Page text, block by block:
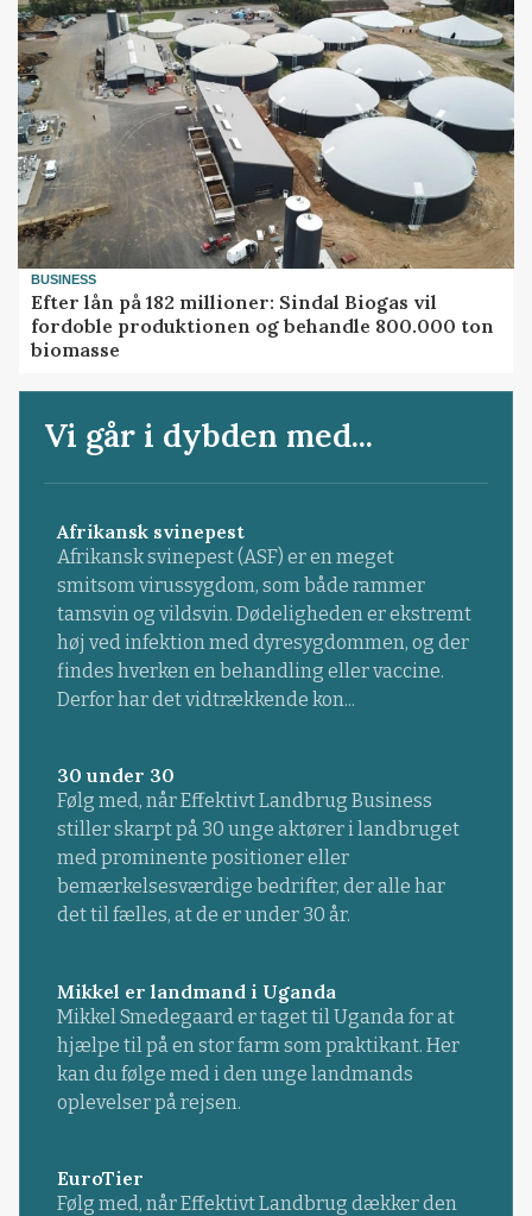
BUSINESS
Efter lån på 182 millioner: Sindal Biogas vil
fordoble produktionen og behandle 800.000 ton
biomasse
Vi går i dybden med...
Afrikansk svinepest
Afrikansk svinepest (ASF) er en meget
smitsom virussygdom, som både rammer
tamsvin og vildsvin. Dødeligheden er ekstremt
høj ved infektion med dyresygdommen, og der
findes hverken en behandling eller vaccine.
Derfor har det vidtrækkende kon...
30 under 30
Følg med, når Effektivt Landbrug Business
stiller skarpt på 30 unge aktører i landbruget
med prominente positioner eller
bemærkelsesværdige bedrifter, der alle har
det til fælles, at de er under 30 år.
Mikkel er landmand i Uganda
Mikkel Smedegaard er taget til Uganda for at
hjælpe til på en stor farm som praktikant. Her
kan du følge med i den unge landmands
oplevelser på rejsen.
EuroTier
Følg med, når Effektivt Landbrug dækker den